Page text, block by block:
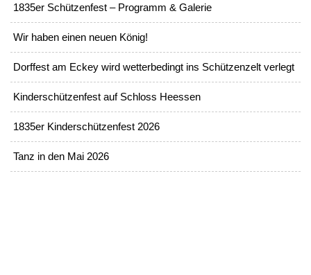
1835er Schützenfest – Programm & Galerie
Wir haben einen neuen König!
Dorffest am Eckey wird wetterbedingt ins Schützenzelt verlegt
Kinderschützenfest auf Schloss Heessen
1835er Kinderschützenfest 2026
Tanz in den Mai 2026